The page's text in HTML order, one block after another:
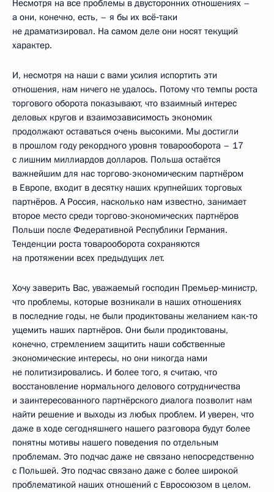
Несмотря на все проблемы в двусторонних отношениях –
а они, конечно, есть, – я бы их всё‑таки
не драматизировал. На самом деле они носят текущий
характер.
И, несмотря на наши с вами усилия испортить эти
отношения, нам ничего не удалось. Потому что темпы роста
торгового оборота показывают, что взаимный интерес
деловых кругов и взаимозависимость экономик
продолжают оставаться очень высокими. Мы достигли
в прошлом году рекордного уровня товарооборота – 17
с лишним миллиардов долларов. Польша остаётся
важнейшим для нас торгово-экономическим партнёром
в Европе, входит в десятку наших крупнейших торговых
партнёров. А Россия, насколько нам известно, занимает
второе место среди торгово-экономических партнёров
Польши после Федеративной Республики Германия.
Тенденции роста товарооборота сохраняются
на протяжении всех предыдущих лет.
Хочу заверить Вас, уважаемый господин Премьер-министр,
что проблемы, которые возникали в наших отношениях
в последние годы, не были продиктованы желанием как‑то
ущемить наших партнёров. Они были продиктованы,
конечно, стремлением защитить наши собственные
экономические интересы, но они никогда нами
не политизировались. И более того, я считаю, что
восстановление нормального делового сотрудничества
и заинтересованного партнёрского диалога позволит нам
найти решение и выходы из любых проблем. И уверен, что
даже в ходе сегодняшнего нашего разговора будут более
понятны мотивы нашего поведения по отдельным
проблемам. Это подчас даже не связано непосредственно
с Польшей. Это подчас связано даже с более широкой
проблематикой наших отношений с Евросоюзом в целом.